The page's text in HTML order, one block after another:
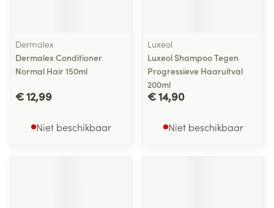
Dermalex
Dermalex Conditioner
Normal Hair 150ml
€ 12,99
Niet beschikbaar
Luxeol
Luxeol Shampoo Tegen
Progressieve Haaruitval
200ml
€ 14,90
Niet beschikbaar